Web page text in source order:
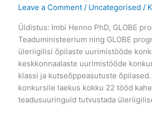
Leave a Comment / Uncategorised /
Üldistus: Imbi Henno PhD, GLOBE
Teaduministeerium ning GLOBE
üleriigilisi õpilaste uurimistööde
keskkonnaalaste uurimistööde
klassi ja kutseõppeasutuste
konkursile laekus kokku 22 tööd
teadusuuringuid tutvustada